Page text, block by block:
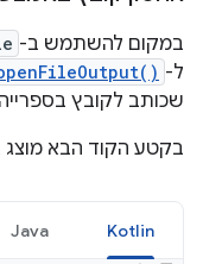
במקום להשתמש ב-
ל-
שכותב לקובץ בספרייה
בקטע הקוד הבא מוצג
Kotlin
Java